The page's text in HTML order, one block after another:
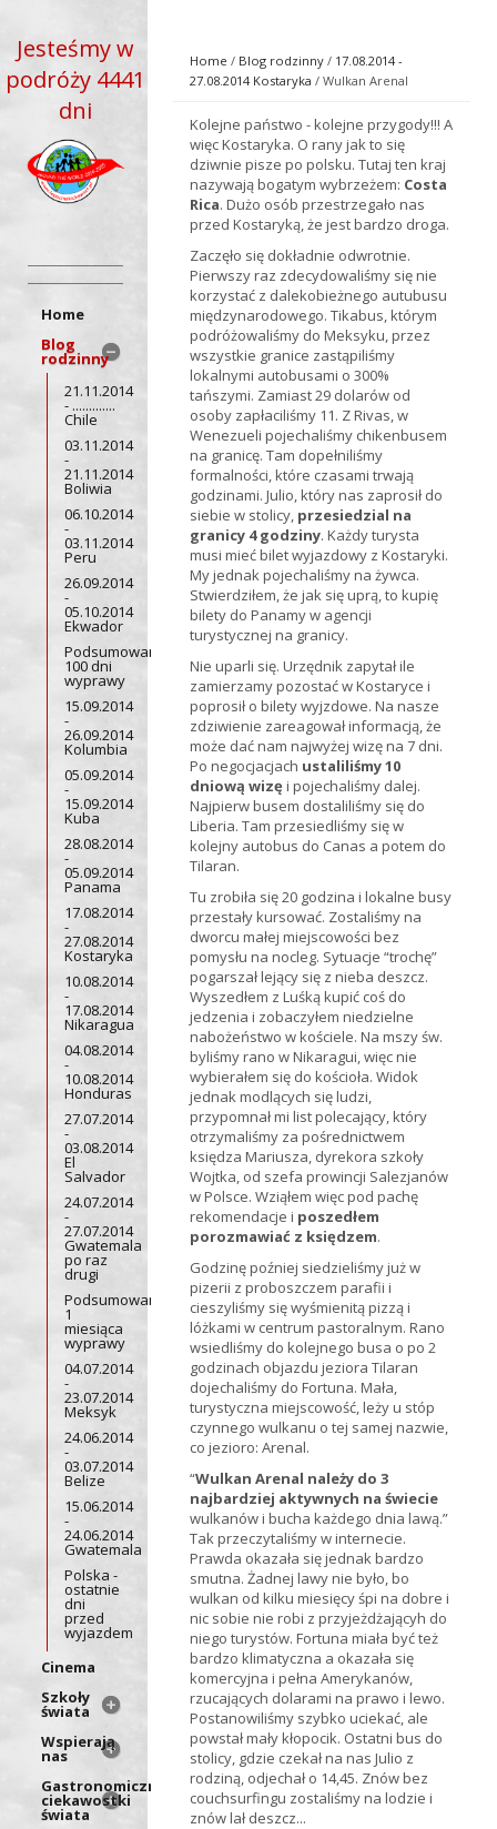
Jesteśmy w
podróży 4441
dni
Home
Blog
rodzinny
21.11.2014
- .............
Chile
03.11.2014
-
21.11.2014
Boliwia
06.10.2014
-
03.11.2014
Peru
26.09.2014
-
05.10.2014
Ekwador
Podsumowanie
100 dni
wyprawy
15.09.2014
-
26.09.2014
Kolumbia
05.09.2014
-
15.09.2014
Kuba
28.08.2014
-
05.09.2014
Panama
17.08.2014
-
27.08.2014
Kostaryka
10.08.2014
-
17.08.2014
Nikaragua
04.08.2014
-
10.08.2014
Honduras
27.07.2014
-
03.08.2014
El
Salvador
24.07.2014
-
27.07.2014
Gwatemala
po raz
drugi
Podsumowanie
1
miesiąca
wyprawy
04.07.2014
-
23.07.2014
Meksyk
24.06.2014
-
03.07.2014
Belize
15.06.2014
-
24.06.2014
Gwatemala
Polska -
ostatnie
dni
przed
wyjazdem
Cinema
Szkoły
świata
Wspierają
nas
Gastronomiczne
ciekawostki
świata
Home / Blog rodzinny / 17.08.2014 -
27.08.2014 Kostaryka / Wulkan Arenal
Kolejne państwo - kolejne przygody!!! A
więc Kostaryka. O rany jak to się
dziwnie pisze po polsku. Tutaj ten kraj
nazywają bogatym wybrzeżem: Costa
Rica. Dużo osób przestrzegało nas
przed Kostaryką, że jest bardzo droga.
Zaczęło się dokładnie odwrotnie.
Pierwszy raz zdecydowaliśmy się nie
korzystać z dalekobieżnego autubusu
międzynarodowego. Tikabus, którym
podróżowaliśmy do Meksyku, przez
wszystkie granice zastąpiliśmy
lokalnymi autobusami o 300%
tańszymi. Zamiast 29 dolarów od
osoby zapłaciliśmy 11. Z Rivas, w
Wenezueli pojechaliśmy chikenbusem
na granicę. Tam dopełniliśmy
formalności, które czasami trwają
godzinami. Julio, który nas zaprosił do
siebie w stolicy, przesiedzial na
granicy 4 godziny. Każdy turysta
musi mieć bilet wyjazdowy z Kostaryki.
My jednak pojechaliśmy na żywca.
Stwierdziłem, że jak się uprą, to kupię
bilety do Panamy w agencji
turystycznej na granicy.
Nie uparli się. Urzędnik zapytał ile
zamierzamy pozostać w Kostaryce i
poprosił o bilety wyjzdowe. Na nasze
zdziwienie zareagował informacją, że
może dać nam najwyżej wizę na 7 dni.
Po negocjacjach ustaliliśmy 10
dniową wizę i pojechaliśmy dalej.
Najpierw busem dostaliliśmy się do
Liberia. Tam przesiedliśmy się w
kolejny autobus do Canas a potem do
Tilaran.
Tu zrobiła się 20 godzina i lokalne busy
przestały kursować. Zostaliśmy na
dworcu małej miejscowości bez
pomysłu na nocleg. Sytuacje “trochę”
pogarszał lejący się z nieba deszcz.
Wyszedłem z Luśką kupić coś do
jedzenia i zobaczyłem niedzielne
nabożeństwo w kościele. Na mszy św.
byliśmy rano w Nikaragui, więc nie
wybierałem się do kościoła. Widok
jednak modlących się ludzi,
przypomnał mi list polecający, który
otrzymaliśmy za pośrednictwem
księdza Mariusza, dyrekora szkoły
Wojtka, od szefa prowincji Salezjanów
w Polsce. Wziąłem więc pod pachę
rekomendacje i poszedłem
porozmawiać z księdzem.
Godzinę poźniej siedzieliśmy już w
pizerii z proboszczem parafii i
cieszyliśmy się wyśmienitą pizzą i
lóżkami w centrum pastoralnym. Rano
wsiedliśmy do kolejnego busa o po 2
godzinach objazdu jeziora Tilaran
dojechaliśmy do Fortuna. Mała,
turystyczna miejscowość, leży u stóp
czynnego wulkanu o tej samej nazwie,
co jezioro: Arenal.
“Wulkan Arenal należy do 3
najbardziej aktywnych na świecie
wulkanów i bucha każdego dnia lawą.”
Tak przeczytaliśmy w internecie.
Prawda okazała się jednak bardzo
smutna. Żadnej lawy nie było, bo
wulkan od kilku miesięcy śpi na dobre i
nic sobie nie robi z przyjeżdżającyh do
niego turystów. Fortuna miała być też
bardzo klimatyczna a okazała się
komercyjna i pełna Amerykanów,
rzucających dolarami na prawo i lewo.
Postanowiliśmy szybko uciekać, ale
powstał mały kłopocik. Ostatni bus do
stolicy, gdzie czekał na nas Julio z
rodziną, odjechał o 14,45. Znów bez
couchsurfingu zostaliśmy na lodzie i
znów lał deszcz...